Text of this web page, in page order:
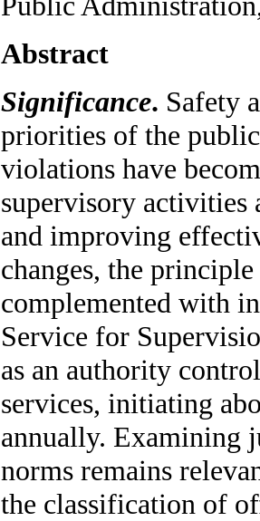
Abstract
Significance. Safety
priorities of the
violations have
supervisory activities
and improving
changes, the
complemented with
Service for
as an authority
services, initiating
annually. Examining
norms remains
the classification of